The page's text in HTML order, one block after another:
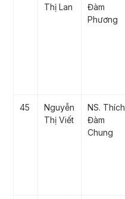
Thị Lan
Đàm
Phương
45
Nguyễn
Thị Viết
NS. Thích
Đàm
Chung